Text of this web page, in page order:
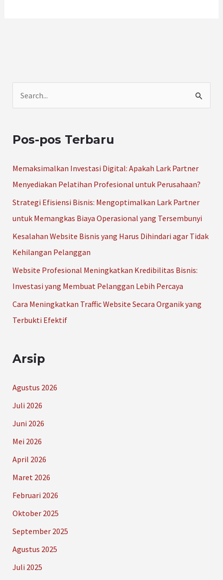
i
:
Pos-pos Terbaru
Memaksimalkan Investasi Digital: Apakah Lark Partner
Menyediakan Pelatihan Profesional untuk Perusahaan?
Strategi Efisiensi Bisnis: Mengoptimalkan Lark Partner
untuk Memangkas Biaya Operasional yang Tersembunyi
Kesalahan Website Bisnis yang Harus Dihindari agar Tidak
Kehilangan Pelanggan
Website Profesional Meningkatkan Kredibilitas Bisnis:
Investasi yang Membuat Pelanggan Lebih Percaya
Cara Meningkatkan Traffic Website Secara Organik yang
Terbukti Efektif
Arsip
Agustus 2026
Juli 2026
Juni 2026
Mei 2026
April 2026
Maret 2026
Februari 2026
Oktober 2025
September 2025
Agustus 2025
Juli 2025